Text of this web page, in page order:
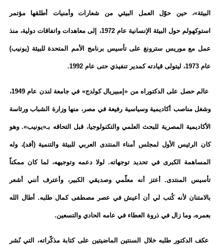
البيئة»، حين حوّل العمل البيئي من شعارات وأمنيات أطلقها مؤتمر
استوكهولم حول البيئة الإنسانية عام 1972، إلى معاهدات واتفاقات دولية، منذ
عمل مع موريس سترونغ على تأسيس برنامج الأمم المتحدة للبيئة (يونيب)
عام 1973، ليتولى قيادته كمدير تنفيذي حتى عام 1992.
عالم حصل على الدكتوراه من «إمبيريال كولدج» في جامعة لندن عام 1949،
وشغل مناصب أكاديمية وسياسية رفيعة في مصر، منها وزارة الشباب ورئاسة
الأكاديمية المصرية للبحث العلمي والتكنولوجيا، قبل التحاقه بـ«يونيب». وهو
كان الرئيس الأول لمجلس أمناء المنتدى العربي للبيئة والتنمية (أفد)، وله
المساهمة الكبرى في تحديد توجهاته. لولا دعمه وتوجيهه، لما كان ممكناً
تأسيس المنتدى. أعتز أنه معلّمي وصديقي الكبير، وأعترف أنني أشعر
بالامتنان لأنه كُتب لي أن أعيش في عصر مصطفى كمال طلبه. أطال الله
بعمره، وما زال في ذروة العطاء في عامه الحادي والتسعين.
عكف الدكتور طلبه خلال السنتين الماضيتين على كتابة مذكّراته، التي نُشر